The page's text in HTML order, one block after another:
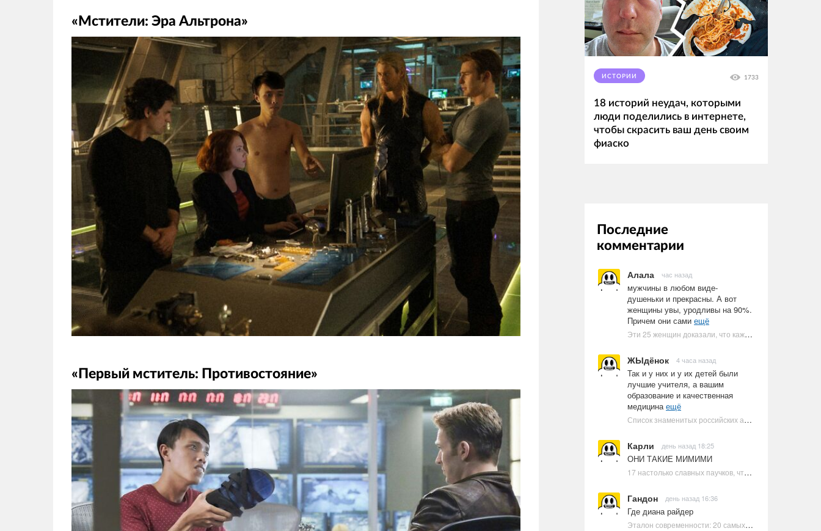
«Мстители: Эра Альтрона»
«Первый мститель: Противостояние»
ИСТОРИИ 1733
18 историй неудач, которыми
люди поделились в интернете,
чтобы скрасить ваш день своим
фиаско
Последние
комментарии
Алала час назад
мужчины в любом виде-
душеньки и прекрасны. А вот
женщины увы, уродливы на 90%.
Причем они сами ещё
Эти 25 женщин доказали, что каждое тело имеет право быть в бикини
ЖЫдёнок 4 часа назад
Так и у них и у их детей были
лучшие учителя, а вашим
образование и качественная
медицинаещё
Список знаменитых российских артистов-евреев | Ультрамарин
Карли день назад 18:25
ОНИ ТАКИЕ МИМИМИ
17 настолько славных паучков, что даже у арахнофобов появится желание их погладить
Гандон день назад 16:36
Где диана райдер
Эталон современности: 20 самых красивых и привлекательных актрис Голливуда, по мнению Google | Ультрамарин